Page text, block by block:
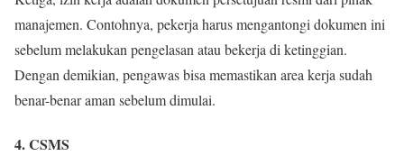
manajemen. Contohnya, pekerja harus mengantongi dokumen ini
sebelum melakukan pengelasan atau bekerja di ketinggian.
Dengan demikian, pengawas bisa memastikan area kerja sudah
benar-benar aman sebelum dimulai.
4. CSMS